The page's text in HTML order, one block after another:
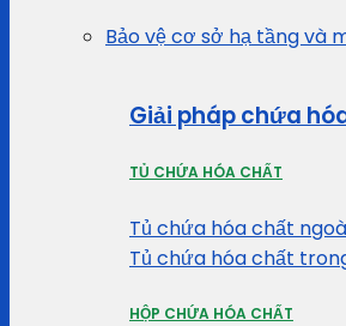
Bảo vệ cơ sở hạ tầng và
Giải pháp chứa
TỦ CHỨA HÓA CHẤT
Tủ chứa hóa chất
Tủ chứa hóa chất
HỘP CHỨA HÓA CHẤT